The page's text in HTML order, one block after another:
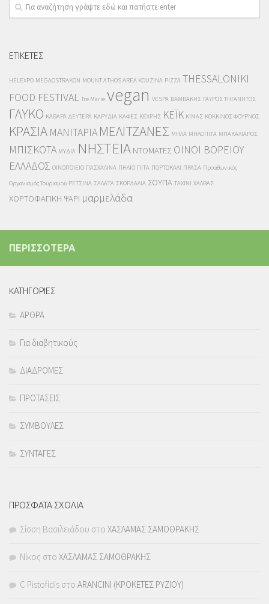
ΕΤΙΚΕΤΕΣ
HELEXPO MEGAOSTRAKON MOUNT ATHOS AREA KOUZINA PIZZA THESSALONIKI
FOOD FESTIVAL Tre Marie vegan VESPA ΒΑΜΒΑΚΗΣ ΓΑΥΡΟΣ ΤΗΓΑΝΗΤΟΣ
ΓΛΥΚΟ ΚΑΘΑΡΑ ΔΕΥΤΕΡΑ ΚΑΡΥΔΙΑ ΚΑΦΕΣ ΚΕΧΡΗΣ ΚΕΪΚ ΚΙΜΑΣ ΚΟΚΚΙΝΟΣ ΦΟΥΡΝΟΣ
ΚΡΑΣΙΑ ΜΑΝΙΤΑΡΙΑ ΜΕΛΙΤΖΑΝΕΣ ΜΗΛΑ ΜΗΛΟΠΙΤΑ ΜΠΑΚΑΛΙΑΡΟΣ
ΜΠΙΣΚΟΤΑ ΜΥΔΙΑ ΝΗΣΤΕΙΑ ΝΤΟΜΑΤΕΣ ΟΙΝΟΙ ΒΟΡΕΙΟΥ
ΕΛΛΑΔΟΣ ΟΙΝΟΠΟΙΕΙΟ ΠΑΣΧΑΛΙΝΑ ΠΗΛΙΟ ΠΙΤΑ ΠΟΡΤΟΚΑΛΙ ΠΡΑΣΑ Προαθωνικός
Οργανισμός Τουρισμού ΡΕΤΣΙΝΑ ΣΑΛΑΤΑ ΣΚΟΡΔΑΛΙΑ ΣΟΥΠΑ ΤΑΧΙΝΙ ΧΑΛΒΑΣ
ΧΟΡΤΟΦΑΓΙΚΗ ΨΑΡΙ μαρμελάδα
ΠΕΡΙΣΣΟΤΕΡΑ
KΑΤΗΓΟΡΙΕΣ
ΑΡΘΡΑ
Για διαβητικούς
ΔΙΑΔΡΟΜΕΣ
ΠΡΟΤΑΣΕΙΣ
ΣΥΜΒΟΥΛΕΣ
ΣΥΝΤΑΓΕΣ
ΠΡΟΣΦΑΤΑ ΣΧΟΛΙΑ
Σίσση Βασιλειάδου στο ΧΑΣΛΑΜΑΣ ΣΑΜΟΘΡΑΚΗΣ
Νίκος στο ΧΑΣΛΑΜΑΣ ΣΑΜΟΘΡΑΚΗΣ
C Pistofidis στο ARANCINI (ΚΡΟΚΕΤΕΣ ΡΥΖΙΟΥ)